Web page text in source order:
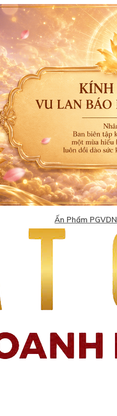
Ấn Phẩm PGVDN